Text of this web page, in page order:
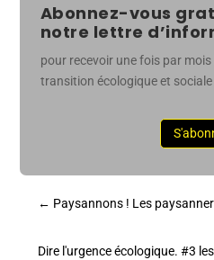
Abonnez-vous
notre lettre
pour recevoir une fois par
transition écologique et sociale
← Paysannons ! Les
Dire l'urgence écologique. #3